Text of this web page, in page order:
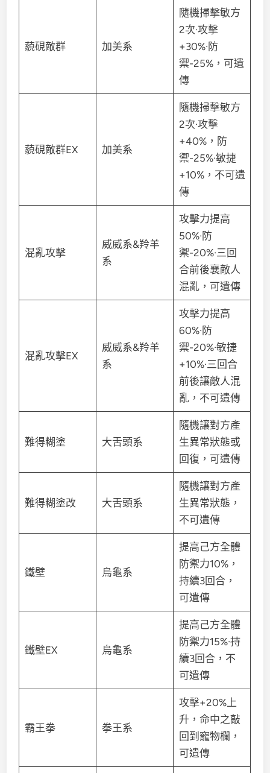
藐硯敵群 加美系
隨機掃擊敏方
2次·攻擊
+30%·防
禦-25%，可遺
傳
藐硯敵群EX 加美系
隨機掃擊敏方
2次·攻擊
+40%，防
禦-25%·敏捷
+10%，不可遺
傳
混亂攻擊
威威系&羚羊
系
攻擊力提高
50%·防
禦-20%·三回
合前後襄敵人
混亂，可遺傳
混亂攻擊EX
威威系&羚羊
系
攻擊力提高
60%·防
禦-20%·敏捷
+10%·三回合
前後讓敵人混
亂，不可遺傳
難得糊塗 大舌頭系
隨機讓對方產
生異常狀態或
回復，可遺傳
難得糊塗改 大舌頭系
隨機讓對方產
生異常狀態，
不可遺傳
鐵壁 烏龜系
提高己方全體
防禦力10%，
持續3回合，
可遺傳
鐵壁EX 烏龜系
提高己方全體
防禦力15%·持
續3回合，不
可遺傳
霸王拳 拳王系
攻擊+20%上
升，命中之敲
回到寵物欄，
可遺傳